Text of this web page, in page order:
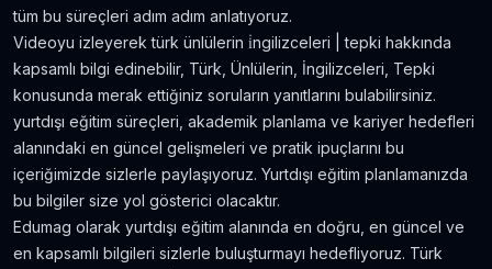
Amerika'da Teknoloji Alışverişi ve Elektronik
Eşya Fiyatları
5.636 gör.neredeyse 9 yıl önce
Kanada’da İyi Para Kazandıran 10 İş
5.381gör.yaklaşık 8 yıl önce
Dil Öğrenmeye Nereden Başlamalı?
4.815 gör.neredeyse 8 yıl önce
tüm bu süreçleri adım adım anlatıyoruz.
Videoyu izleyerek türk ünlülerin i̇ngilizceleri | tepki hakkında
kapsamlı bilgi edinebilir, Türk, Ünlülerin, İngilizceleri, Tepki
konusunda merak ettiğiniz soruların yanıtlarını bulabilirsiniz.
yurtdışı eğitim süreçleri, akademik planlama ve kariyer hedefleri
alanındaki en güncel gelişmeleri ve pratik ipuçlarını bu
içeriğimizde sizlerle paylaşıyoruz. Yurtdışı eğitim planlamanızda
bu bilgiler size yol gösterici olacaktır.
Edumag olarak yurtdışı eğitim alanında en doğru, en güncel ve
en kapsamlı bilgileri sizlerle buluşturmayı hedefliyoruz. Türk